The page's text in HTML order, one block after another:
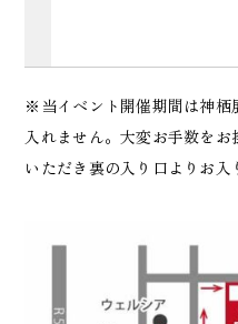
※当イベント開催期間は神栖
入れません。大変お手数を
いただき裏の入り口よりお入